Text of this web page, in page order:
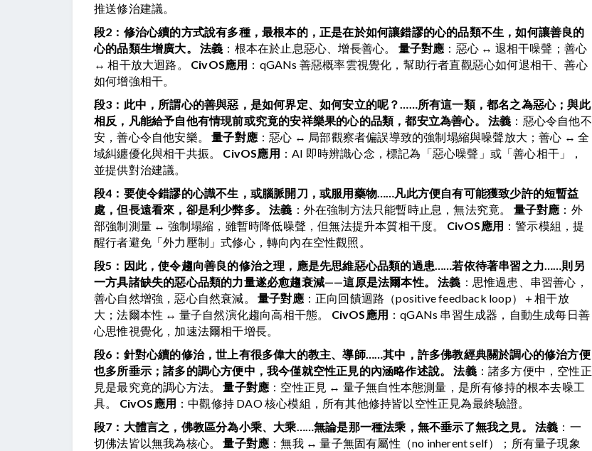
推送修治建議。
段2：修治心續的方式說有多種，最根本的，正是在於如何讓錯謬的心的品類不生，如何讓善良的
心的品類生增廣大。
法義 ：根本在於止息惡心、增長善心。 量子對應 ：惡心 ↔ 退相干噪聲；善心
↔ 相干放大迴路。 CivOS應用 ：qGANs 善惡概率雲視覺化，幫助行者直觀惡心如何退相干、善心
如何增強相干。
段3：此中，所謂心的善與惡，是如何界定、如何安立的呢？……所有這一類，都名之為惡心；與此
相反，凡能給予自他有情現前或究竟的安祥樂果的心的品類，都安立為善心。
法義 ：惡心令自他不
安，善心令自他安樂。 量子對應 ：惡心 ↔ 局部觀察者偏誤導致的強制塌縮與噪聲放大；善心 ↔ 全
域糾纏優化與相干共振。 CivOS應用 ：AI 即時辨識心念，標記為「惡心噪聲」或「善心相干」，
並提供對治建議。
段4：要使令錯謬的心識不生，或腦脈開刀，或服用藥物……凡此方便自有可能獲致少許的短暫益
處，但長遠看來，卻是利少弊多。
法義 ：外在強制方法只能暫時止息，無法究竟。 量子對應 ：外
部強制測量 ↔ 強制塌縮，雖暫時降低噪聲，但無法提升本質相干度。 CivOS應用 ：警示模組，提
醒行者避免「外力壓制」式修心，轉向內在空性觀照。
段5：因此，使令趨向善良的修治之理，應是先思維惡心品類的過患……若依待著串習之力……則另
一方具諸缺失的惡心品類的力量遂必愈趨衰減——這原是法爾本性。
法義 ：思惟過患、串習善心，
善心自然增強，惡心自然衰減。 量子對應：正向回饋迴路（positive feedback loop）＋相干放
大；法爾本性 ↔ 量子自然演化趨向高相干態。 CivOS應用 ：qGANs 串習生成器，自動生成每日善
心思惟視覺化，加速法爾相干增長。
段6：針對心續的修治，世上有很多偉大的教主、導師……其中，許多佛教經典關於調心的修治方便
也多所垂示；諸多的調心方便中，我今僅就空性正見的內涵略作述說。
法義：諸多方便中，空性正
見是最究竟的調心方法。 量子對應 ：空性正見 ↔ 量子無自性本態測量，是所有修持的根本去噪工
具。 CivOS應用 ：中觀修持 DAO 核心模組，所有其他修持皆以空性正見為最終驗證。
段7：大體言之，佛教區分為小乘、大乘……無論是那一種法乘，無不垂示了無我之見。
法義 ：一
切佛法皆以無我為核心。 量子對應 ：無我 ↔ 量子無固有屬性（no inherent self）；所有量子現象